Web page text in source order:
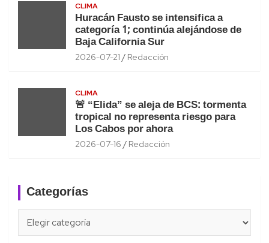
CLIMA
Huracán Fausto se intensifica a
categoría 1; continúa alejándose de
Baja California Sur
2026-07-21 Redacción
CLIMA
🚨 “Elida” se aleja de BCS: tormenta
tropical no representa riesgo para
Los Cabos por ahora
2026-07-16 Redacción
Categorías